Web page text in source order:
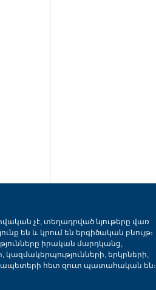
չէ, տեղադրված նյութերը վառ
են և կրում են երգիծական բնույթ։
իրական մարդկանց,
կազմակերպությունների, երկրների,
հետ զուտ պատահական են։